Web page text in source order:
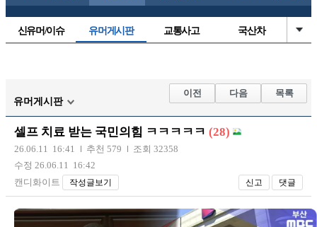
신유머/이슈 유머게시판 교통사고 국산차
자유사진 군사/무기
트럭/버스
장착시공사진
유머게시판
이전 다음 목록
셀프 치료 받는 국민의힘 ㅋㅋㅋㅋㅋ (28)
26.06.11 16:41 추천 579
조회 32358
수정 26.06.11 16:42
캔디화이트
작성글보기 신고 댓글